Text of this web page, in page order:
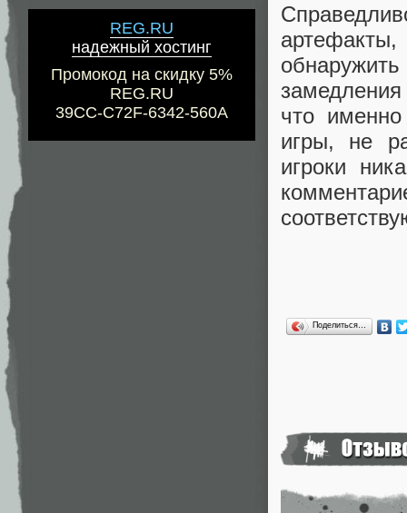
REG.RU
надежный хостинг
Промокод на скидку 5%
REG.RU
39CC-C72F-6342-560A
замедления
что
игры, не
игроки
Поделиться…